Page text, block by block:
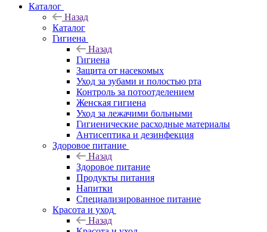
Каталог
Назад
Каталог
Гигиена
Назад
Гигиена
Защита от насекомых
Уход за зубами и полостью рта
Контроль за потоотделением
Женская гигиена
Уход за лежачими больными
Гигиенические расходные материалы
Антисептика и дезинфекция
Здоровое питание
Назад
Здоровое питание
Продукты питания
Напитки
Специализированное питание
Красота и уход
Назад